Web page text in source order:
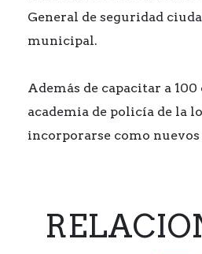
General de seguridad
municipal.
Además de capacitar a 100
academia de policía de la
incorporarse como